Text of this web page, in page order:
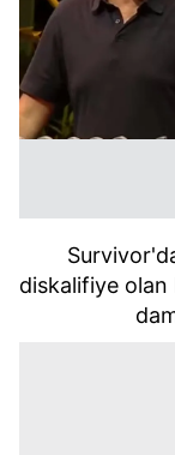
diskalifiye olan